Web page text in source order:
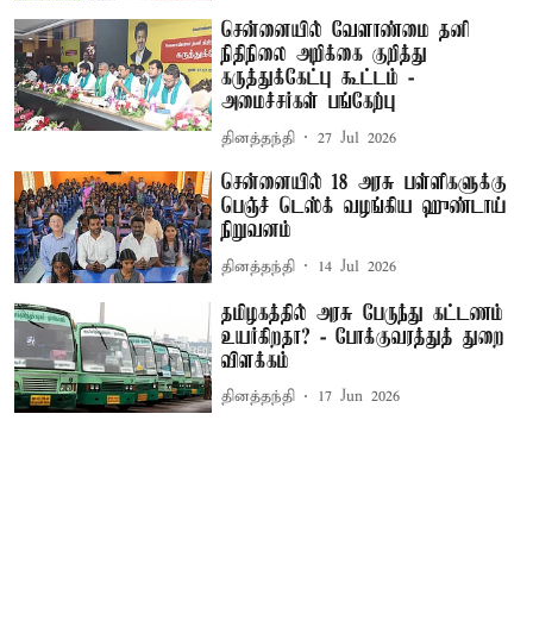
சென்னையில் வேளாண்மை தனி
நிதிநிலை அறிக்கை குறித்து
கருத்துக்கேட்பு கூட்டம் -
அமைச்சர்கள் பங்கேற்பு
தினத்தந்தி 27 Jul 2026
சென்னையில் 18 அரசு பள்ளிகளுக்கு
பெஞ்ச் டெஸ்க் வழங்கிய ஹுண்டாய்
நிறுவனம்
தினத்தந்தி 14 Jul 2026
தமிழகத்தில் அரசு பேருந்து கட்டணம்
உயர்கிறதா? - போக்குவரத்துத் துறை
விளக்கம்
தினத்தந்தி 17 Jun 2026